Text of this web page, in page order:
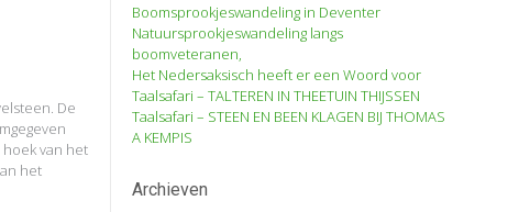
De
hoek van het
het
Boomsprookjeswandeling in Deventer
Natuursprookjeswandeling langs
boomveteranen,
Het Nedersaksisch heeft er een Woord voor
Taalsafari – TALTEREN IN THEETUIN THIJSSEN
Taalsafari – STEEN EN BEEN KLAGEN BIJ THOMAS
A KEMPIS
Archieven